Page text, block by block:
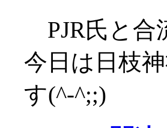
PJR氏と合
今日は日枝
す(^-^;;)